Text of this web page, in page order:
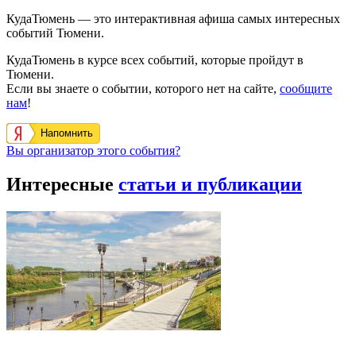
КудаТюмень — это интерактивная афиша самых интересных
событий Тюмени.
КудаТюмень в курсе всех событий, которые пройдут в
Тюмени.
Если вы знаете о событии, которого нет на сайте, сообщите
нам!
Напомнить
Вы организатор этого события?
Интересные статьи и публикации